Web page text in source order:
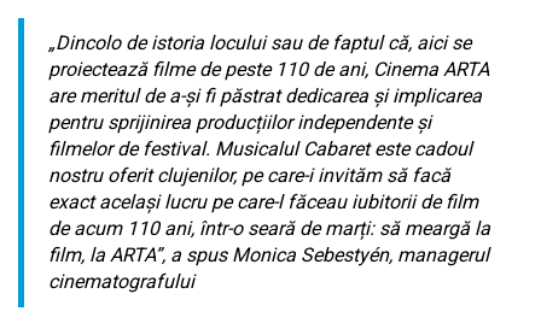
„Dincolo de istoria locului sau de faptul că, aici se
proiectează filme de peste 110 de ani, Cinema ARTA
are meritul de a-și fi păstrat dedicarea și implicarea
pentru sprijinirea producțiilor independente și
filmelor de festival. Musicalul Cabaret este cadoul
nostru oferit clujenilor, pe care-i invităm să facă
exact același lucru pe care-l făceau iubitorii de film
de acum 110 ani, într-o seară de marți: să meargă la
film, la ARTA”, a spus Monica Sebestyén, managerul
cinematografului